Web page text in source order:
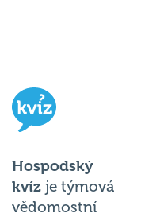
Hospodský
kvíz je týmová
vědomostní